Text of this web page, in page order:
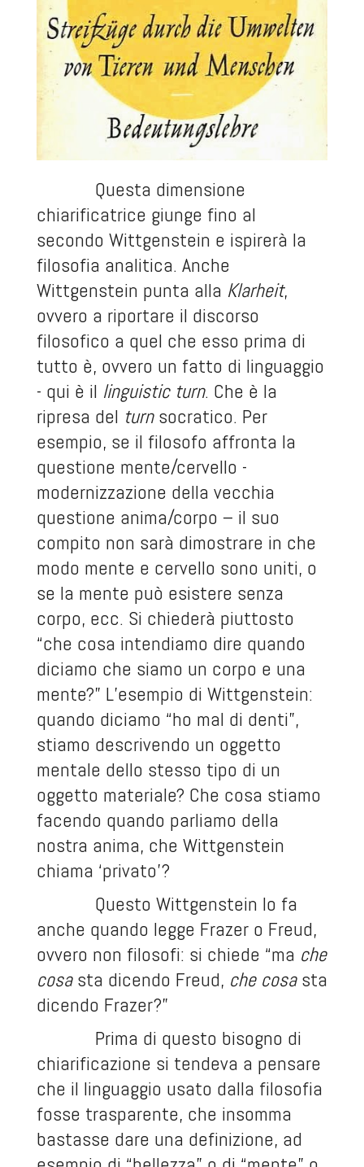
Questa dimensione
chiarificatrice giunge fino al
secondo Wittgenstein e ispirerà la
filosofia analitica. Anche
Wittgenstein punta alla Klarheit,
ovvero a riportare il discorso
filosofico a quel che esso prima di
tutto è, ovvero un fatto di linguaggio
- qui è il linguistic turn. Che è la
ripresa del turnsocratico. Per
esempio, se il filosofo affronta la
questione mente/cervello -
modernizzazione della vecchia
questione anima/corpo – il suo
compito non sarà dimostrare in che
modo mente e cervello sono uniti, o
se la mente può esistere senza
corpo, ecc. Si chiederà piuttosto
“che cosa intendiamo dire quando
diciamo che siamo un corpo e una
mente?” L’esempio di Wittgenstein:
quando diciamo “ho mal di denti”,
stiamo descrivendo un oggetto
mentale dello stesso tipo di un
oggetto materiale? Che cosa stiamo
facendo quando parliamo della
nostra anima, che Wittgenstein
chiama ‘privato’?
Questo Wittgenstein lo fa
anche quando legge Frazer o Freud,
ovvero non filosofi: si chiede “ma che
cosasta dicendo Freud, che cosasta
dicendo Frazer?”
Prima di questo bisogno di
chiarificazione si tendeva a pensare
che il linguaggio usato dalla filosofia
fosse trasparente, che insomma
bastasse dare una definizione, ad